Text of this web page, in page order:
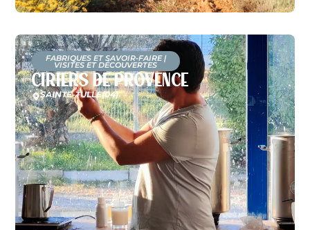
FABRIQUES ET SAVOIR-FAIRE|
VISITES ET DÉCOUVERTES
Ciriers de Provence
SAINTE-TULLE(04)